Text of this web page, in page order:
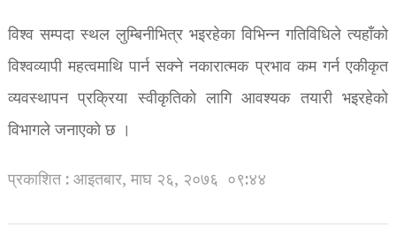
विश्व सम्पदा स्थल लुम्बिनीभित्र भइरहेका विभिन्न गतिविधिले त्यहाँको
विश्वव्यापी महत्वमाथि पार्न सक्ने नकारात्मक प्रभाव कम गर्न एकीकृत
व्यवस्थापन प्रक्रिया स्वीकृतिको लागि आवश्यक तयारी भइरहेको
विभागले जनाएको छ ।
प्रकाशित : आइतबार, माघ २६, २०७६ ०९:४४